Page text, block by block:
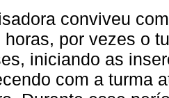
conviveu
horas, por vezes o
iniciando as
com a turma